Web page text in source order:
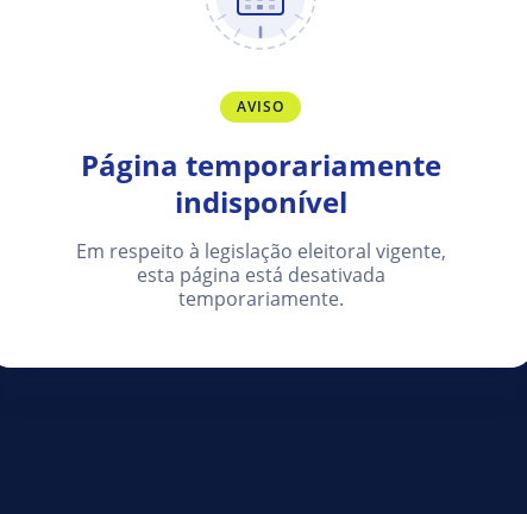
AVISO
Página temporariamente
indisponível
Em respeito à legislação eleitoral vigente,
esta página está desativada
temporariamente.